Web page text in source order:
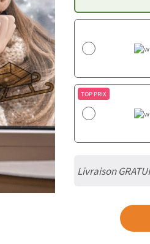
TOP PRIX
Livraison